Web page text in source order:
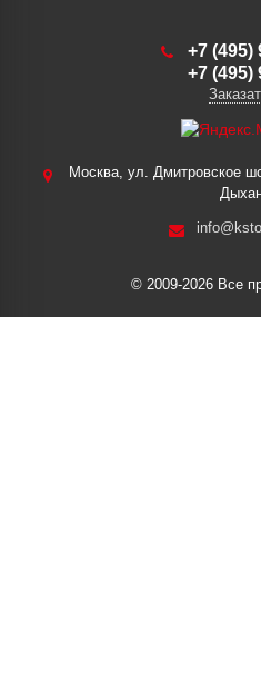
+7 (495)
+7 (495)
Москва, ул. Дмитровское
© 2009-2026 Все